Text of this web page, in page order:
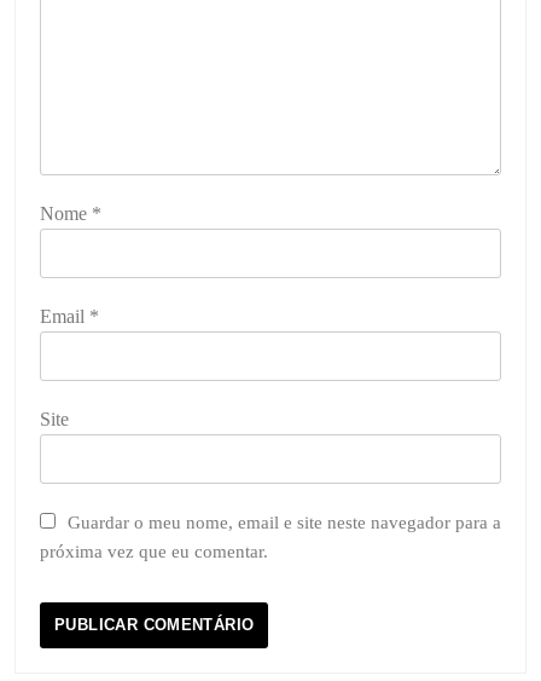
Nome *
Email *
Site
Guardar o meu nome, email e site neste navegador para a
próxima vez que eu comentar.